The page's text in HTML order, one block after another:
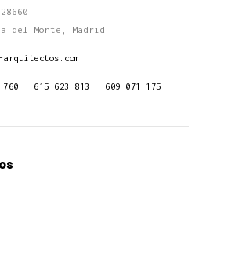
del Monte, Madrid
arquitectos.com
760 - 615 623 813 - 609 071 175